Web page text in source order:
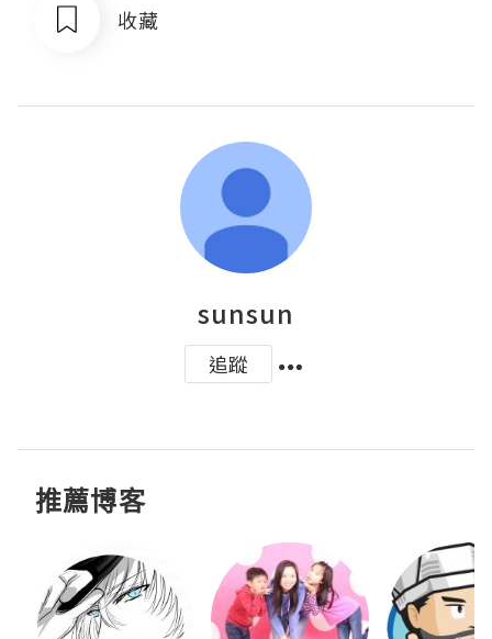
收藏
sunsun
追蹤
推薦博客